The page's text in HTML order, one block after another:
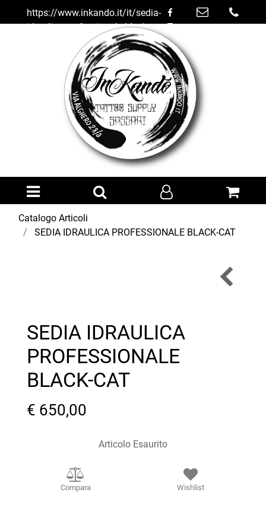
https://www.inkando.it/it/sedia-
idraulica-professionale-black-
Open menu
Catalogo Articoli
SEDIA IDRAULICA PROFESSIONALE BLACK-CAT
SEDIA IDRAULICA
PROFESSIONALE
BLACK-CAT
€ 650,00
Articolo Esaurito
Compara Wishlist